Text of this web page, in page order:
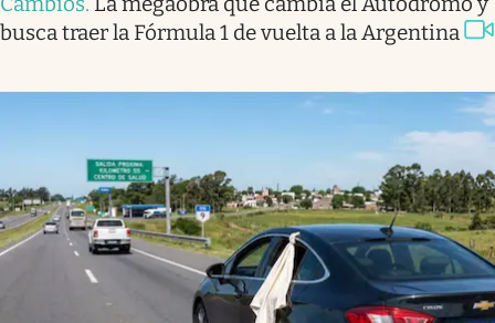
busca traer la Fórmula 1 de vuelta a la Argentina